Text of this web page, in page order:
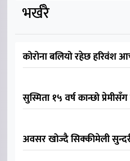
भर्खरै
कोरोना बलियो रहेछ हरिवंश
सुस्मिता १५ वर्ष कान्छो प्रेमीसँग
अवसर खोज्दै सिक्कीमेली